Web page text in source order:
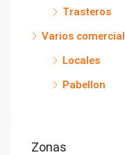
Trasteros
Varios comercial
Locales
Pabellon
Zonas